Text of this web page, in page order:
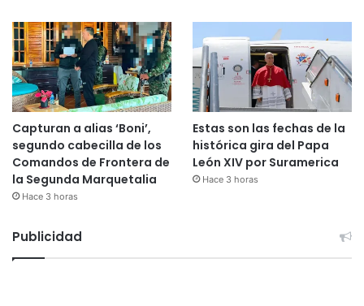
Capturan a alias ‘Boni’,
segundo cabecilla de los
Comandos de Frontera de
la Segunda Marquetalia
Hace 3 horas
Estas son las fechas de la
histórica gira del Papa
León XIV por Suramerica
Hace 3 horas
Publicidad